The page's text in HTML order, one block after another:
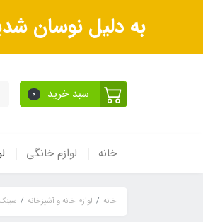
به دلیل نوسان
سبد خرید 0
خانه لوازم خانگی
خانه لوازم خانه و آشپزخانه